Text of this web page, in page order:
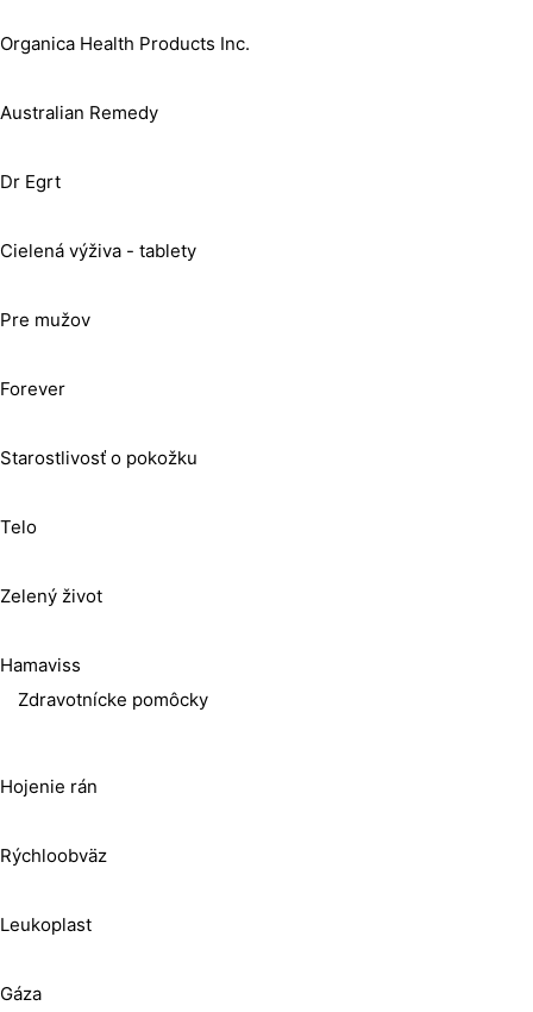
Organica Health Products Inc.
Australian Remedy
Dr Egrt
Cielená výživa - tablety
Pre mužov
Forever
Starostlivosť o pokožku
Telo
Zelený život
Hamaviss
Zdravotnícke pomôcky
Hojenie rán
Rýchloobväz
Leukoplast
Gáza